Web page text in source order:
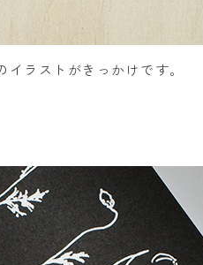
ラストがきっかけです。